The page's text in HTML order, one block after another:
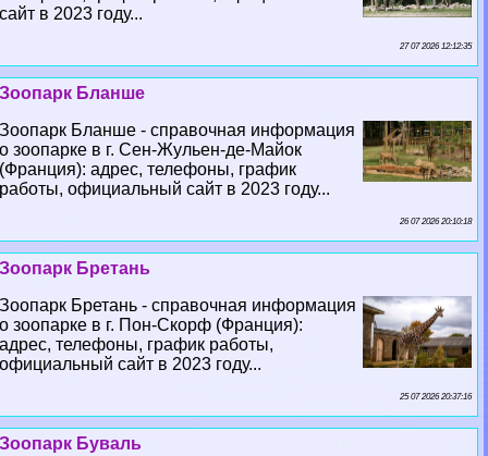
сайт в 2023 году...
27 07 2026 12:12:35
Зоопарк Бланше
Зоопарк Бланше - справочная информация
о зоопарке в г. Сен-Жульен-де-Майок
(Франция): адрес, телефоны, график
работы, официальный сайт в 2023 году...
26 07 2026 20:10:18
Зоопарк Бретань
Зоопарк Бретань - справочная информация
о зоопарке в г. Пон-Скорф (Франция):
адрес, телефоны, график работы,
официальный сайт в 2023 году...
25 07 2026 20:37:16
Зоопарк Буваль